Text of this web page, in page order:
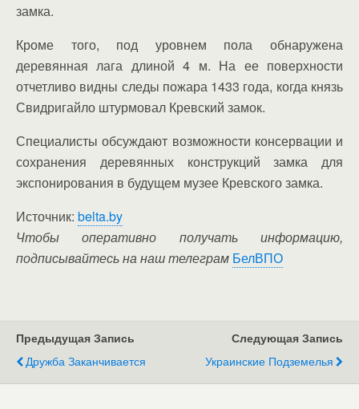
замка.
Кроме того, под уровнем пола обнаружена
деревянная лага длиной 4 м. На ее поверхности
отчетливо видны следы пожара 1433 года, когда князь
Свидригайло штурмовал Кревский замок.
Специалисты обсуждают возможности консервации и
сохранения деревянных конструкций замка для
экспонирования в будущем музее Кревского замка.
Источник: belta.by
Чтобы оперативно получать информацию,
подписывайтесь на наш телеграм БелВПО
Предыдущая Запись
Дружба Заканчивается
Следующая Запись
Украинские Подземелья